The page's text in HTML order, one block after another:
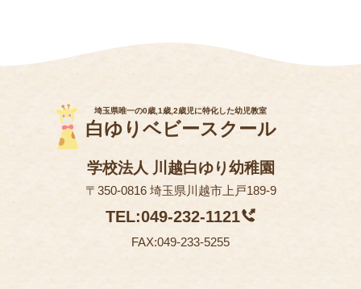
埼玉県唯一の0歳,1歳,2歳児に特化した幼児教室
白ゆりベビースクール
学校法人 川越白ゆり幼稚園
〒350-0816 埼玉県川越市上戸189-9
TEL:049-232-1121
FAX:049-233-5255